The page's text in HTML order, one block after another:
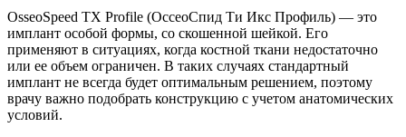
OsseoSpeed TX Profile (ОссеоСпид Ти Икс Профиль) — это
имплант особой формы, со скошенной шейкой. Его
применяют в ситуациях, когда костной ткани недостаточно
или ее объем ограничен. В таких случаях стандартный
имплант не всегда будет оптимальным решением, поэтому
врачу важно подобрать конструкцию с учетом анатомических
условий.